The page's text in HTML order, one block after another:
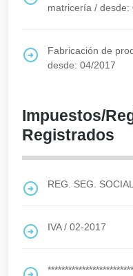
matricería / desde:
Fabricación de
desde: 04/2017
Impuestos/
Registrados
REG. SEG.
IVA/ 02-2017